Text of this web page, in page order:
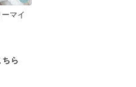
マイ
ら